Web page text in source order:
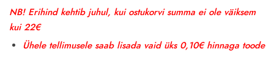
NB! Erihind kehtib juhul, kui ostukorvi summa ei ole väiksem
kui 22€
Ühele tellimusele saab lisada vaid üks 0,10€ hinnaga toode